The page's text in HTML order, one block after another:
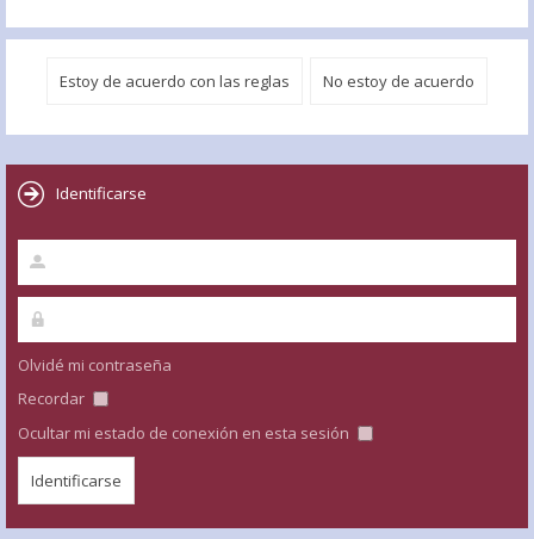
Identificarse
Olvidé mi contraseña
Recordar
Ocultar mi estado de conexión en esta sesión